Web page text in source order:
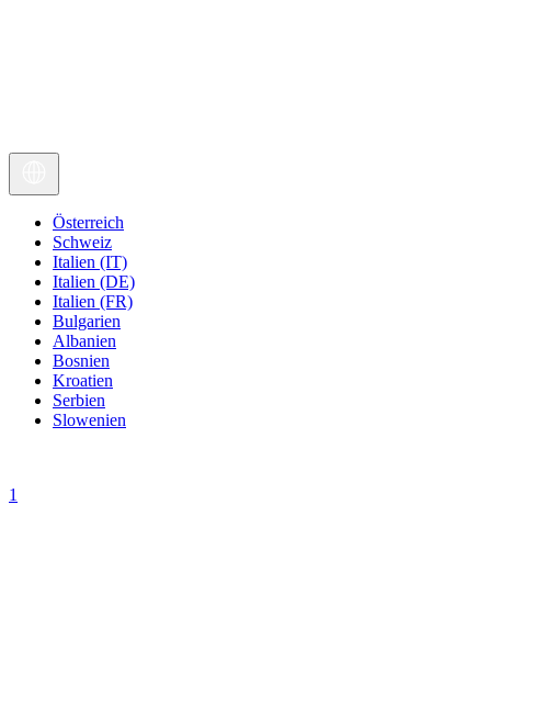
Österreich
Schweiz
Italien (IT)
Italien (DE)
Italien (FR)
Bulgarien
Albanien
Bosnien
Kroatien
Serbien
Slowenien
1